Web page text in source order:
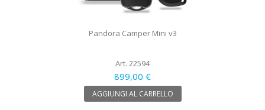
Pandora Camper Mini v3
Art. 22594
899,00 €
AGGIUNGI AL CARRELLO